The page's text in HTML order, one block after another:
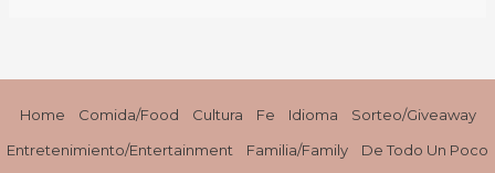
Home Comida/Food Cultura Fe Idioma
Sorteo/Giveaway
Entretenimiento/Entertainment
Familia/Family
De Todo Un Poco